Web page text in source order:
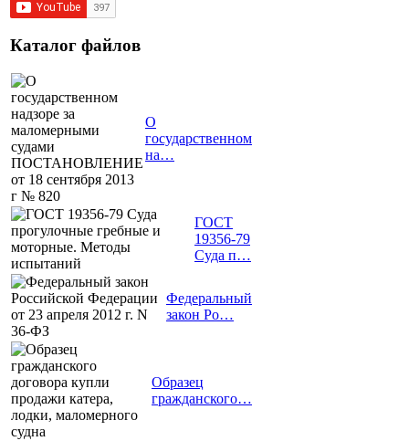
Каталог файлов
О
государственном
на…
ГОСТ
19356-79
Суда п…
Федеральный
закон Ро…
Образец
гражданского…